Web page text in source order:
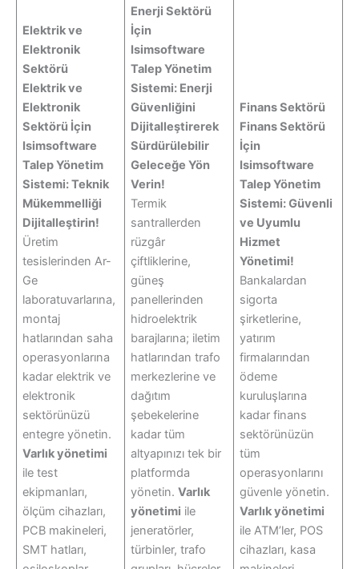
Elektrik ve
Elektronik
Sektörü
Elektrik ve
Elektronik
Sektörü İçin
Isimsoftware
Talep Yönetim
Sistemi: Teknik
Mükemmelliği
Dijitalleştirin!
Üretim
tesislerinden Ar-
Ge
laboratuvarlarına,
montaj
hatlarından saha
operasyonlarına
kadar elektrik ve
elektronik
sektörünüzü
entegre yönetin.
Varlık yönetimi
ile test
ekipmanları,
ölçüm cihazları,
PCB makineleri,
SMT hatları,
Enerji Sektörü
İçin
Isimsoftware
Talep Yönetim
Sistemi: Enerji
Güvenliğini
Dijitalleştirerek
Sürdürülebilir
Geleceğe Yön
Verin!
Termik
santrallerden
rüzgâr
çiftliklerine,
güneş
panellerinden
hidroelektrik
barajlarına; iletim
hatlarından trafo
merkezlerine ve
dağıtım
şebekelerine
kadar tüm
altyapınızı tek bir
platformda
yönetin.Varlık
yönetimi ile
jeneratörler,
türbinler, trafo
Finans Sektörü
Finans Sektörü
İçin
Isimsoftware
Talep Yönetim
Sistemi: Güvenli
ve Uyumlu
Hizmet
Yönetimi!
Bankalardan
sigorta
şirketlerine,
yatırım
firmalarından
ödeme
kuruluşlarına
kadar finans
sektörünüzün
tüm
operasyonlarını
güvenle yönetin.
Varlık yönetimi
ile ATM’ler, POS
cihazları, kasa